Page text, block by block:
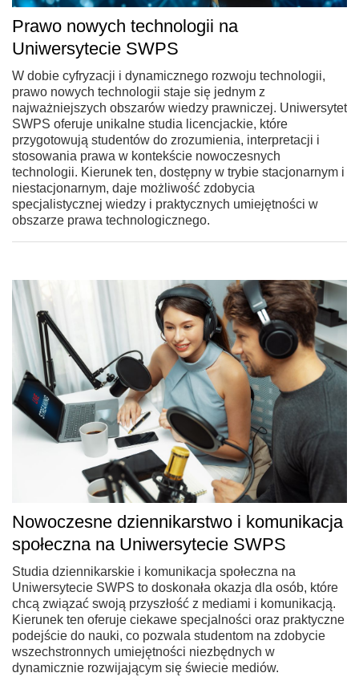
Prawo nowych technologii na
Uniwersytecie SWPS
W dobie cyfryzacji i dynamicznego rozwoju technologii,
prawo nowych technologii staje się jednym z
najważniejszych obszarów wiedzy prawniczej. Uniwersytet
SWPS oferuje unikalne studia licencjackie, które
przygotowują studentów do zrozumienia, interpretacji i
stosowania prawa w kontekście nowoczesnych
technologii. Kierunek ten, dostępny w trybie stacjonarnym i
niestacjonarnym, daje możliwość zdobycia
specjalistycznej wiedzy i praktycznych umiejętności w
obszarze prawa technologicznego.
Nowoczesne dziennikarstwo i komunikacja
społeczna na Uniwersytecie SWPS
Studia dziennikarskie i komunikacja społeczna na
Uniwersytecie SWPS to doskonała okazja dla osób, które
chcą związać swoją przyszłość z mediami i komunikacją.
Kierunek ten oferuje ciekawe specjalności oraz praktyczne
podejście do nauki, co pozwala studentom na zdobycie
wszechstronnych umiejętności niezbędnych w
dynamicznie rozwijającym się świecie mediów.